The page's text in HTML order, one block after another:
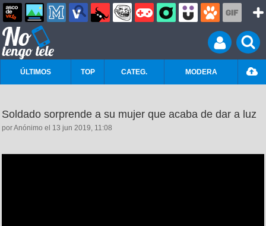
ÚLTIMOS TOP CATEG. MODERA
Soldado sorprende a su mujer que acaba de dar a luz
por Anónimo el 13 jun 2019, 11:08